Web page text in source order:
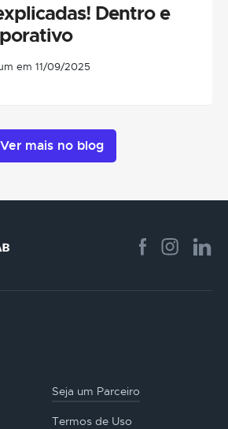
Dentro e
em 11/09/2025
Ver mais no blog
Seja um Parceiro
Termos de Uso